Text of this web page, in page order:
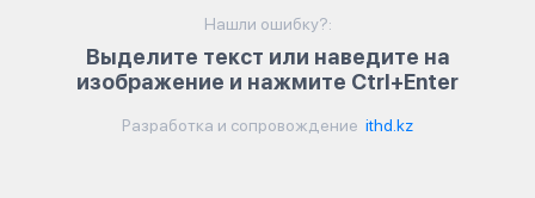
Нашли ошибку?:
Выделите текст или наведите на
изображение и нажмите Ctrl+Enter
Разработка и сопровождение ithd.kz